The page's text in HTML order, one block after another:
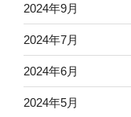
2024年9月
2024年7月
2024年6月
2024年5月